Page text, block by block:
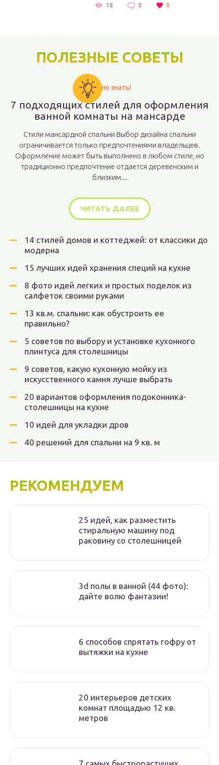
18 0 0
ПОЛЕЗНЫЕ СОВЕТЫ
Важно знать!
7 подходящих стилей для оформления
ванной комнаты на мансарде
Стили мансардной спальни Выбор дизайна спальни
ограничивается только предпочтениями владельцев.
Оформление может быть выполнено в любом стиле, но
традиционно предпочтение отдается деревенским и
близким...
ЧИТАТЬ ДАЛЕЕ
14 стилей домов и коттеджей: от классики до
модерна
15 лучших идей хранения специй на кухне
8 фото идей легких и простых поделок из
салфеток своими руками
13 кв.м. спальни: как обустроить ее
правильно?
5 советов по выбору и установке кухонного
плинтуса для столешницы
9 советов, какую кухонную мойку из
искусственного камня лучше выбрать
20 вариантов оформления подоконника-
столешницы на кухне
10 идей для укладки дров
40 решений для спальни на 9 кв. м
РЕКОМЕНДУЕМ
25 идей, как разместить
стиральную машину под
раковину со столешницей
3d полы в ванной (44 фото):
дайте волю фантазии!
6 способов спрятать гофру от
вытяжки на кухне
20 интерьеров детских
комнат площадью 12 кв.
метров